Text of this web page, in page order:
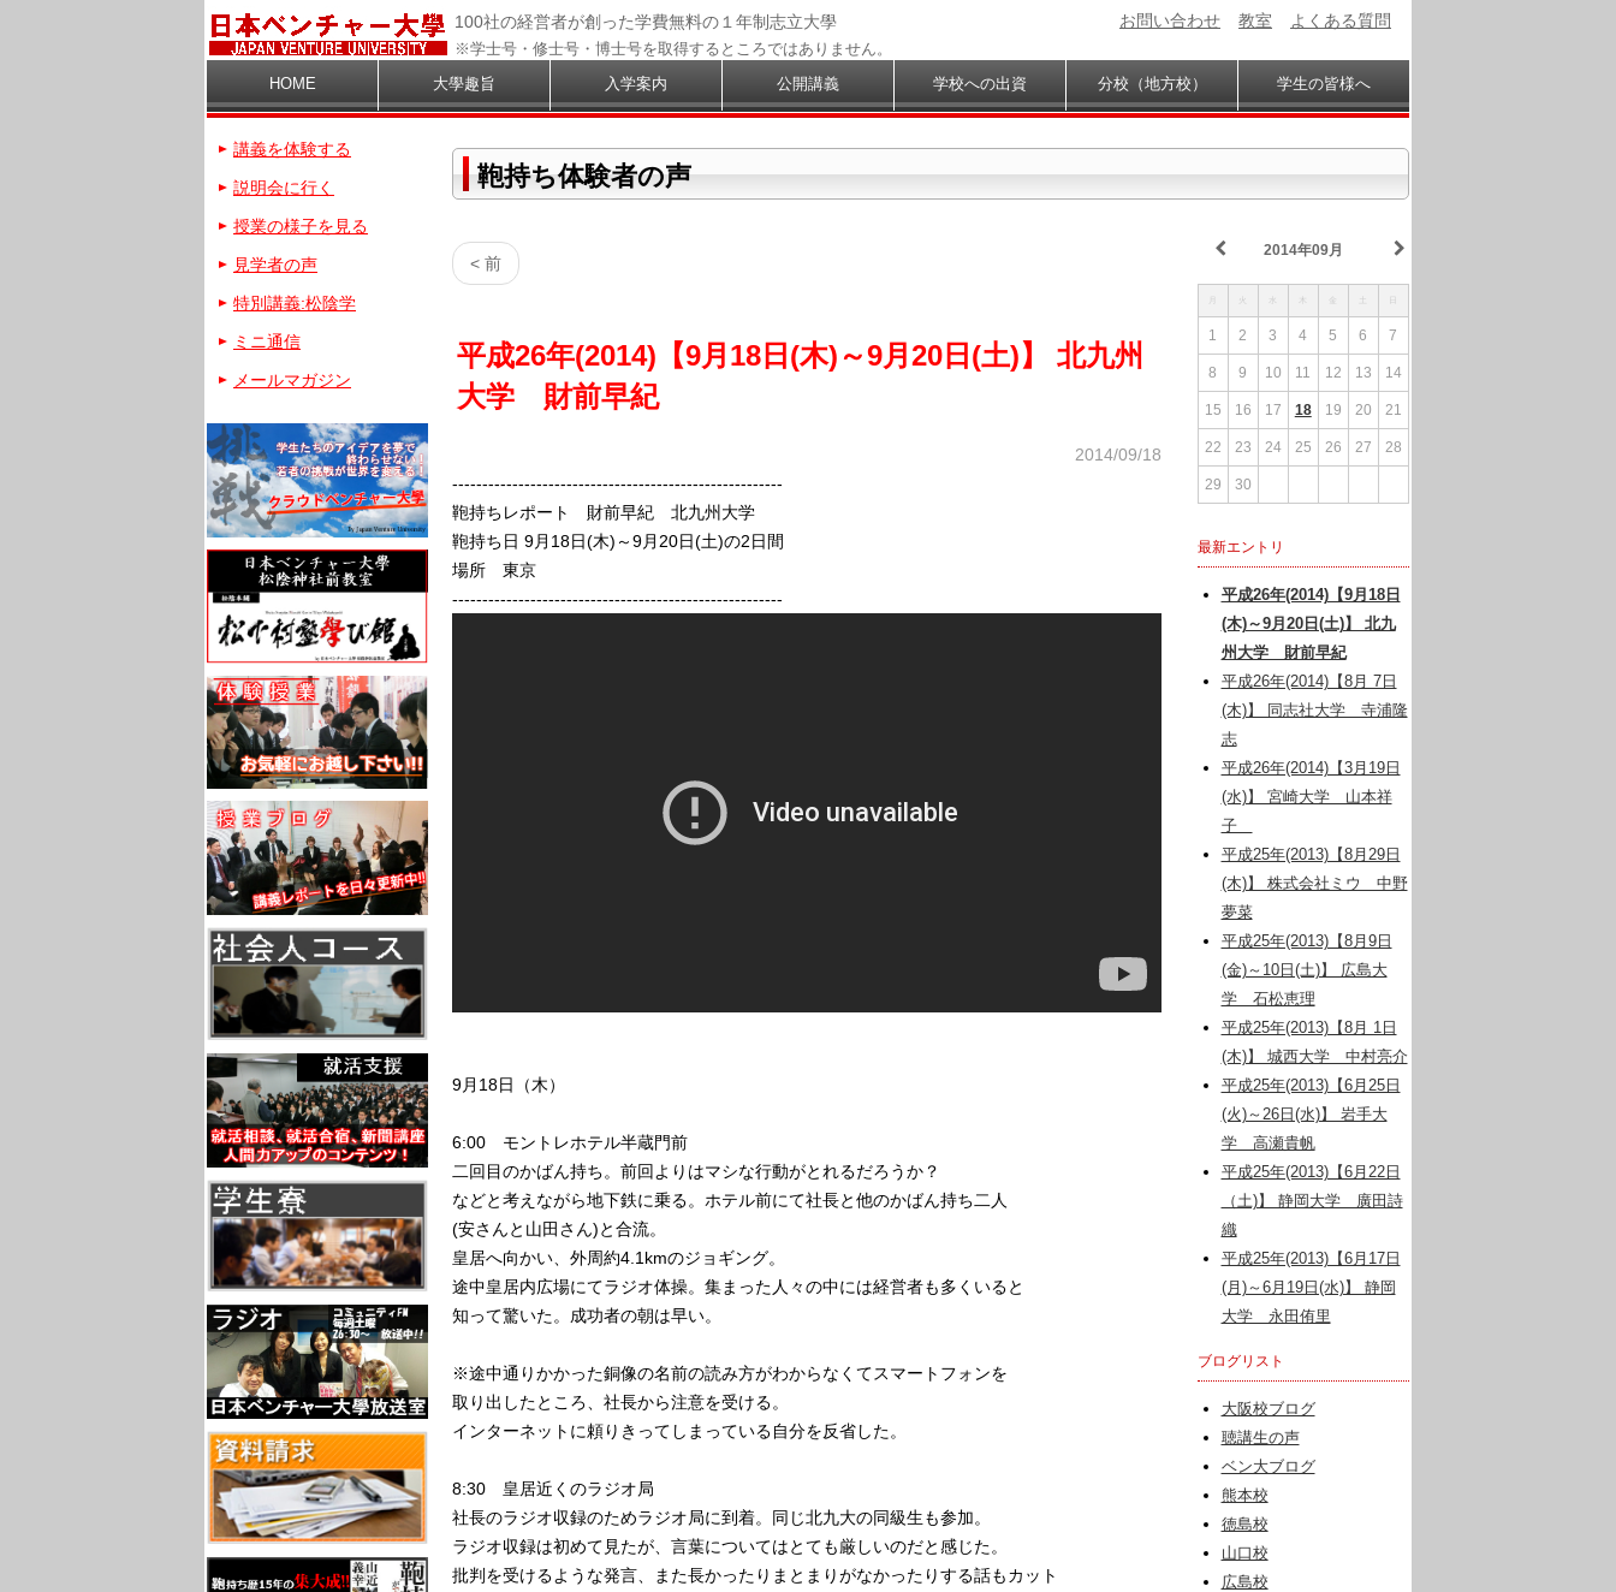
100社の経営者が創った学費無料の１年制志立大學
※学士号・修士号・博士号を取得するところではありません。
お問い合わせ 教室 よくある質問
HOME 大學趣旨 入学案内 公開講義 学校への出資 分校（地方校） 学生の皆様へ
鞄持ち体験者の声
< 前
平成26年(2014)【9月18日(木)～9月20日(土)】 北九州
大学 財前早紀
2014/09/18
-------------------------------------------------------
鞄持ちレポート 財前早紀 北九州大学
鞄持ち日 9月18日(木)～9月20日(土)の2日間
場所 東京
-------------------------------------------------------
9月18日（木）
6:00 モントレホテル半蔵門前
二回目のかばん持ち。前回よりはマシな行動がとれるだろうか？
などと考えながら地下鉄に乗る。ホテル前にて社長と他のかばん持ち二人
(安さんと山田さん)と合流。
皇居へ向かい、外周約4.1kmのジョギング。
途中皇居内広場にてラジオ体操。集まった人々の中には経営者も多くいると
知って驚いた。成功者の朝は早い。
※途中通りかかった銅像の名前の読み方がわからなくてスマートフォンを
取り出したところ、社長から注意を受ける。
インターネットに頼りきってしまっている自分を反省した。
8:30 皇居近くのラジオ局
社長のラジオ収録のためラジオ局に到着。同じ北九大の同級生も参加。
ラジオ収録は初めて見たが、言葉についてはとても厳しいのだと感じた。
批判を受けるような発言、また長かったりまとまりがなかったりする話もカット
2014年09月
1 2 3 4 5 6 7
8 9 10 11 12 13 14
15 16 17 18 19 20 21
22 23 24 25 26 27 28
29 30
最新エントリ
平成26年(2014)【9月18日
(木)～9月20日(土)】 北九
州大学 財前早紀
平成26年(2014)【8月 7日
(木)】 同志社大学 寺浦隆
志
平成26年(2014)【3月19日
(水)】 宮崎大学 山本祥
子
平成25年(2013)【8月29日
(木)】 株式会社ミウ 中野
夢菜
平成25年(2013)【8月9日
(金)～10日(土)】 広島大
学 石松恵理
平成25年(2013)【8月 1日
(木)】 城西大学 中村亮介
平成25年(2013)【6月25日
(火)～26日(水)】 岩手大
学 高瀬貴帆
平成25年(2013)【6月22日
（土)】 静岡大学 廣田詩
織
平成25年(2013)【6月17日
(月)～6月19日(水)】 静岡
大学 永田侑里
ブログリスト
大阪校ブログ
聴講生の声
ベン大ブログ
熊本校
徳島校
山口校
広島校
講義を体験する
説明会に行く
授業の様子を見る
見学者の声
特別講義:松陰学
ミニ通信
メールマガジン